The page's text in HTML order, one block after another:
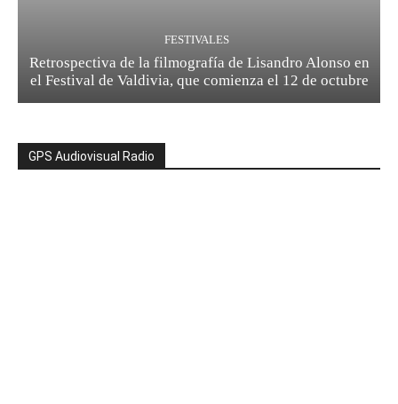
FESTIVALES
Retrospectiva de la filmografía de Lisandro Alonso en
el Festival de Valdivia, que comienza el 12 de octubre
GPS Audiovisual Radio